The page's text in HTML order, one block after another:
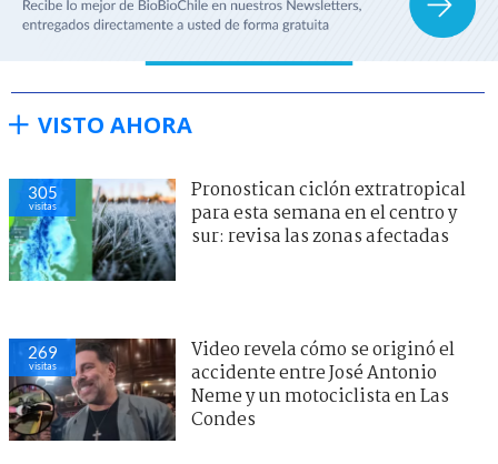
VISTO AHORA
305
visitas
Pronostican ciclón extratropical
para esta semana en el centro y
sur: revisa las zonas afectadas
269
visitas
Video revela cómo se originó el
accidente entre José Antonio
Neme y un motociclista en Las
Condes